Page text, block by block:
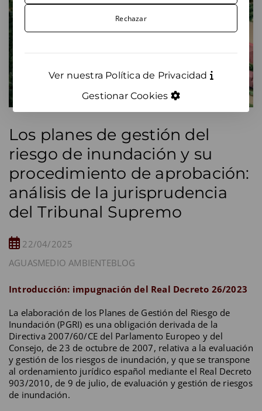
Los planes de gestión del
riesgo de inundación y su
procedimiento de aprobación:
análisis de la jurisprudencia
del Tribunal Supremo
22/04/2025
AGUASMEDIO AMBIENTEBLOG
Introducción: impugnación del Real Decreto 26/2023
La elaboración de los Planes de Gestión del Riesgo de
Inundación (PGRI) es una obligación derivada de la
Directiva 2007/60/CE del Parlamento Europeo y del
Consejo, de 23 de octubre de 2007, relativa a la evaluación
y gestión de los riesgos de inundación, y que se transpone
al ordenamiento jurídico español mediante el Real Decreto
903/2010, de 9 de julio, de evaluación y gestión de riesgos
de inundación.
Rechazar
Ver nuestra Política de Privacidad
Gestionar Cookies